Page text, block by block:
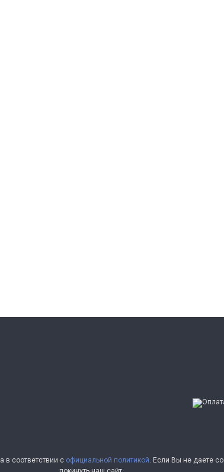
в соответствии с официальной политикой . Если Вы не даете